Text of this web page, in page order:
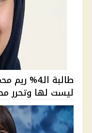
طالبة
ليست لها وتحرر